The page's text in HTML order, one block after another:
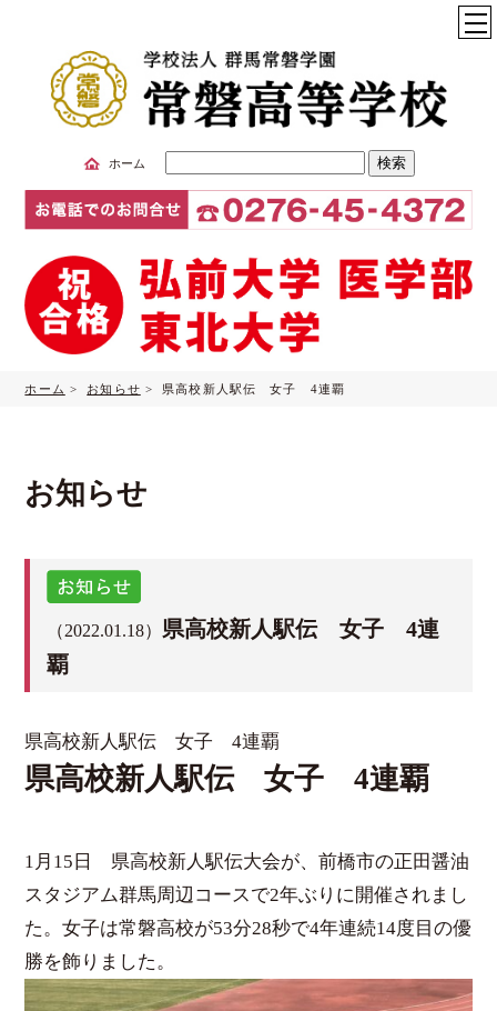
ホーム
ト
内
検
索
ホーム > お知らせ > 県高校新人駅伝 女子 4連覇
お知らせ
（2022.01.18）県高校新人駅伝 女子 4連
覇
県高校新人駅伝 女子 4連覇
県高校新人駅伝 女子 4連覇
1月15日 県高校新人駅伝大会が、前橋市の正田醤油
スタジアム群馬周辺コースで2年ぶりに開催されまし
た。女子は常磐高校が53分28秒で4年連続14度目の優
勝を飾りました。